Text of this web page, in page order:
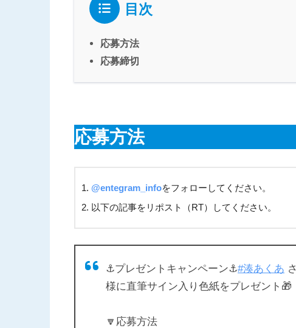
目次
応募方法
応募締切
応募方法
@entegram_infoをフォローしてください。
以下の記事をリポスト（RT）してください。
⚓プレゼントキャンペーン⚓#湊あくあ
様に直筆サイン入り色紙をプレゼント🎁
🔽応募方法